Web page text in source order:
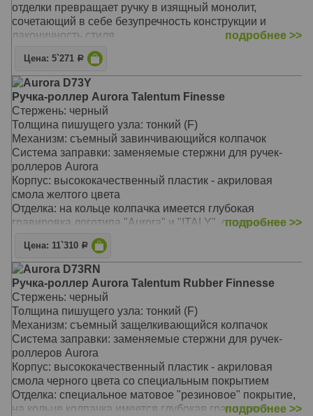
Цвет: Black CT (черный/хром)
ручка увеличенного размера, под крупную руку
высококачественный пластик приятный на ощупь
фирменный клип Aurora
завинчивающийся колпачок
ручка заправляется стандартными стержнями Aurora
для ручек-роллеров
возможны два варианта подарочной упаковки
отделки превращает ручку в изящный монолит,
сочетающий в себе безупречность конструкции и
лаконичность стиля.
подробнее >>
Цена: 5`271 Р
Aurora D73Y
Ручка-роллер Aurora Talentum Finesse
Стержень: черный
Толщина пишущего узла: тонкий (F)
Механизм: съемный завинчивающийся колпачок
Система заправки: заменяемые стержни для ручек-
роллеров Aurora
Корпус: высококачественный пластик - акриловая
смола желтого цвета
Отделка: на кольце колпачка имеется глубокая
гравировка логотипа "Aurora" и "ITALY", отдельные
элементы дизайна - зеркальный хром
Размеры: длина ручки 126 мм / 150 мм, толщина ручки
(максимальный диаметр) 13,0 мм
Вес: 23 гр.
Цвет: Yellow CT (желтый/хром)
ручка уменьшенного размера, под некрупную руку
высококачественный пластик приятный на ощупь
фирменный клип Aurora
оригинальная специальная подарочная упаковка
завинчивающийся колпачок
ручка заправляется стандартными стержнями Aurora
для ручек-роллеров
возможны два варианта подарочной упаковки
подробнее >>
Цена: 11`310 Р
Aurora D73RN
Ручка-роллер Aurora Talentum Rubber Finnesse
Стержень: черный
Толщина пишущего узла: тонкий (F)
Механизм: съемный защелкивающийся колпачок
Система заправки: заменяемые стержни для ручек-
роллеров Aurora
Корпус: высококачественный пластик - акриловая
смола черного цвета со специальным покрытием
Отделка: специальное матовое "резиновое" покрытие,
на кольце колпачка имеется глубокая гравировка
подробнее >>